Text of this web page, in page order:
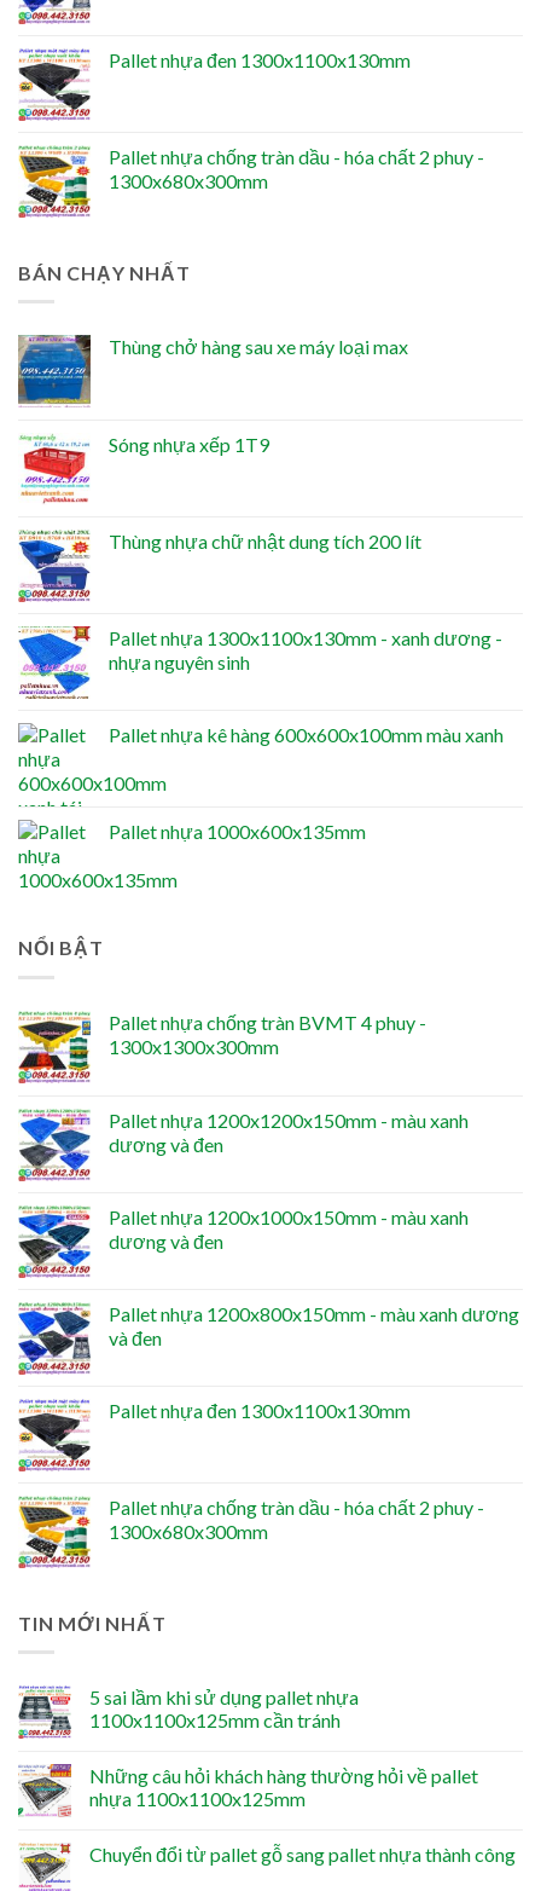
Pallet nhựa đen 1300x1100x130mm
Pallet nhựa chống tràn dầu - hóa chất 2 phuy -
1300x680x300mm
BÁN CHẠY NHẤT
Thùng chở hàng sau xe máy loại max
Sóng nhựa xếp 1T9
Thùng nhựa chữ nhật dung tích 200 lít
Pallet nhựa 1300x1100x130mm - xanh dương -
nhựa nguyên sinh
Pallet nhựa kê hàng 600x600x100mm màu xanh
Pallet nhựa 1000x600x135mm
NỔI BẬT
Pallet nhựa chống tràn BVMT 4 phuy -
1300x1300x300mm
Pallet nhựa 1200x1200x150mm - màu xanh
dương và đen
Pallet nhựa 1200x1000x150mm - màu xanh
dương và đen
Pallet nhựa 1200x800x150mm - màu xanh dương
và đen
Pallet nhựa đen 1300x1100x130mm
Pallet nhựa chống tràn dầu - hóa chất 2 phuy -
1300x680x300mm
TIN MỚI NHẤT
5 sai lầm khi sử dụng pallet nhựa
1100x1100x125mm cần tránh
Những câu hỏi khách hàng thường hỏi về pallet
nhựa 1100x1100x125mm
Chuyển đổi từ pallet gỗ sang pallet nhựa thành công